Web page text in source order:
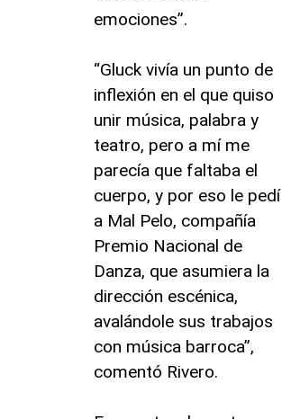
emociones”.
“Gluck vivía un punto de
inflexión en el que quiso
unir música, palabra y
teatro, pero a mí me
parecía que faltaba el
cuerpo, y por eso le pedí
a Mal Pelo, compañía
Premio Nacional de
Danza, que asumiera la
dirección escénica,
avalándole sus trabajos
con música barroca”,
comentó Rivero.